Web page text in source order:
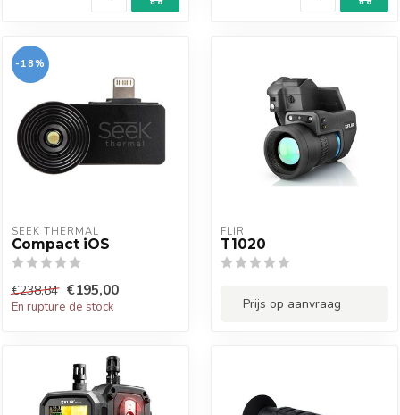
-18%
SEEK THERMAL
Compact iOS
€238,84 €195,00
En rupture de stock
FLIR
T1020
Prijs op aanvraag